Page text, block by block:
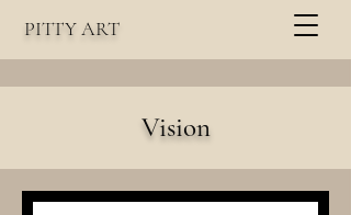
PITTYART
Vision